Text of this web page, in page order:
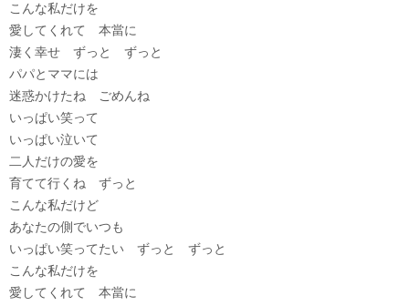
こんな私だけを
愛してくれて 本當に
淒く幸せ ずっと ずっと
パパとママには
迷惑かけたね ごめんね
いっぱい笑って
いっぱい泣いて
二人だけの愛を
育てて行くね ずっと
こんな私だけど
あなたの側でいつも
いっぱい笑ってたい ずっと ずっと
こんな私だけを
愛してくれて 本當に